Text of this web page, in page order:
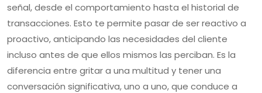
señal, desde el comportamiento hasta el historial de
transacciones. Esto te permite pasar de ser reactivo a
proactivo, anticipando las necesidades del cliente
incluso antes de que ellos mismos las perciban. Es la
diferencia entre gritar a una multitud y tener una
conversación significativa, uno a uno, que conduce a